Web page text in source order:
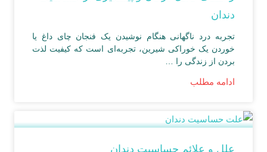
دندان
تجربه درد ناگهانی هنگام نوشیدن یک فنجان چای داغ یا
خوردن یک خوراکی شیرین، تجربه‌ای است که کیفیت لذت
بردن از زندگی را …
ادامه مطلب
علل و علائم حساسیت دندان